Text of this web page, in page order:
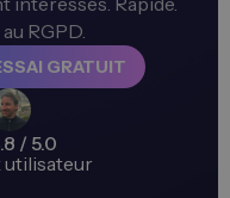
RGPD.
GRATUIT
/ 5.0
utilisateur